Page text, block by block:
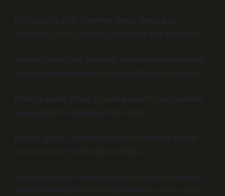
Dini açıdan: Kur’an ve hadisler domuz etini açıkça
yasaklamış, iman ve ibadet bağlamında bir sınır koymuştur.
Tarihsel açıdan: Sıcak iklimlerde ve hijyen koşullarının sınırlı
olduğu dönemlerde domuz eti ciddi sağlık riskleri taşıyordu.
Biyolojik açıdan: Parazit ve hastalık riski, bu yasağın altında
yatan mantıklı bir bilimsel gerekçe olabilir.
Kültürel açıdan: Toplumların birliğini ve kimliğini koruma
amacıyla domuz eti tabu haline gelmiştir.
İçimdeki araştırmacı bunu mantıksal bir çerçeveye oturtuyor,
içimdeki insan tarafı ise insan hikayelerini ve günlük yaşamı